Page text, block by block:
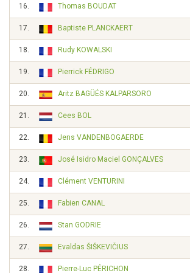
16. Thomas BOUDAT
17. Baptiste PLANCKAERT
18. Rudy KOWALSKI
19. Pierrick FÉDRIGO
20. Aritz BAGÜÉS KALPARSORO
21. Cees BOL
22. Jens VANDENBOGAERDE
23. José Isidro Maciel GONÇALVES
24. Clément VENTURINI
25. Fabien CANAL
26. Stan GODRIE
27. Evaldas ŠIŠKEVIČIUS
28. Pierre-Luc PÉRICHON